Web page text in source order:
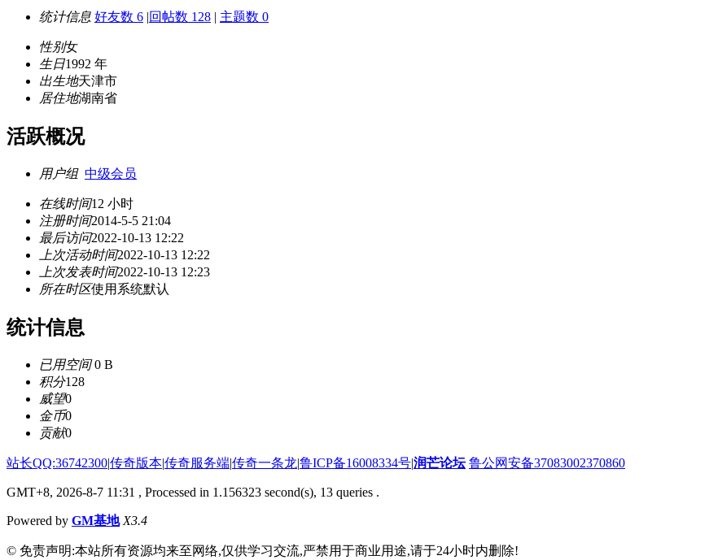
统计信息 好友数 6 |回帖数 128 | 主题数 0
性别女
生日1992 年
出生地天津市
居住地湖南省
活跃概况
用户组 中级会员
在线时间12 小时
注册时间2014-5-5 21:04
最后访问2022-10-13 12:22
上次活动时间2022-10-13 12:22
上次发表时间2022-10-13 12:23
所在时区使用系统默认
统计信息
已用空间0 B
积分128
威望0
金币0
贡献0
站长QQ:36742300|传奇版本|传奇服务端|传奇一条龙|鲁ICP备16008334号|润芒论坛 鲁公网安备37083002370860
GMT+8, 2026-8-7 11:31 , Processed in 1.156323 second(s), 13 queries .
Powered by GM基地 X3.4
© 免责声明:本站所有资源均来至网络,仅供学习交流,严禁用于商业用途,请于24小时内删除!